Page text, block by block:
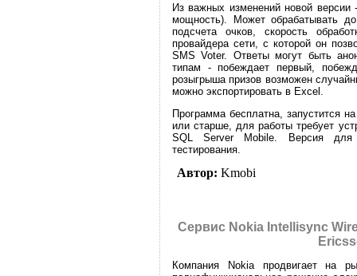
Из важных изменений новой
мощность). Может обрабатывать
подсчета очков, скорость
провайдера сети, с которой он
SMS Voter. Ответы могут быть
типам - побеждает первый,
розыгрыша призов возможен
можно экспортировать в Excel.
Программа бесплатна, запустится
или старше, для работы требует
SQL Server Mobile. Версия для
тестирования.
Автор: Kmobi
Сервис Nokia Intellisync
Компания Nokia продвигает на